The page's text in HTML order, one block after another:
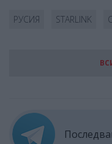
РУСИЯ STARLINK